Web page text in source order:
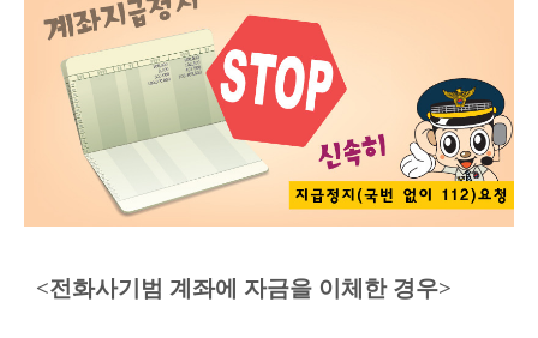
<전화사기범 계좌에 자금을 이체한 경우>